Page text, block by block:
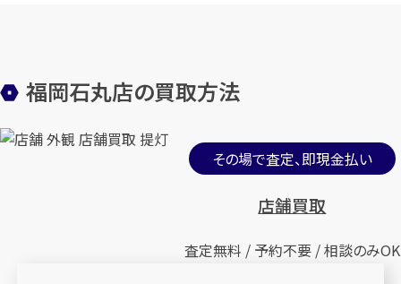
福岡石丸店の買取方法
その場で査定、即現金払い
店舗買取
査定無料 / 予約不要 / 相談のみOK